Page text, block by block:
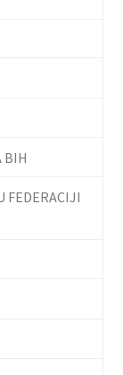
BIH
FEDERACIJI